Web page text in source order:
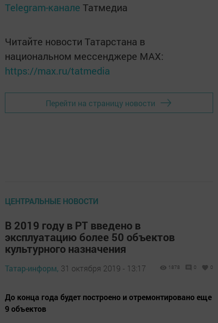
Telegram-канале Татмедиа
Читайте новости Татарстана в
национальном мессенджере MАХ:
https://max.ru/tatmedia
Перейти на страницу новости
ЦЕНТРАЛЬНЫЕ НОВОСТИ
В 2019 году в РТ введено в
эксплуатацию более 50 объектов
культурного назначения
Татар-информ, 31 октября 2019 - 13:17 1878 0 0
До конца года будет построено и отремонтировано еще
9 объектов